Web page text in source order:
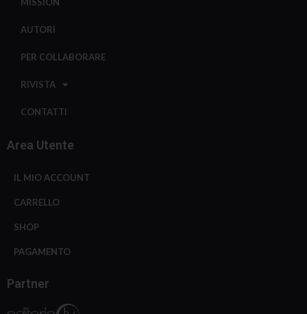
MISSION
AUTORI
PER COLLABORARE
RIVISTA
CONTATTI
Area Utente
IL MIO ACCOUNT
CARRELLO
SHOP
PAGAMENTO
Partner